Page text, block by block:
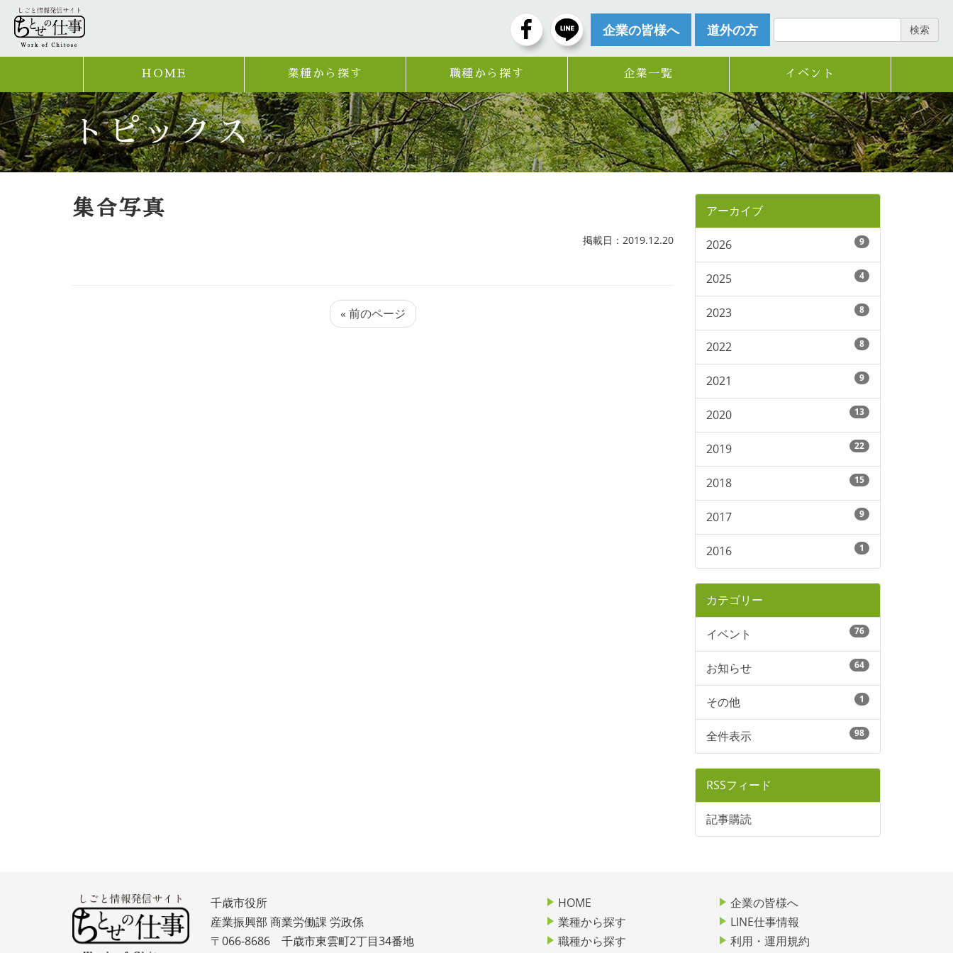
企業の皆様へ 道外の方 検索
HOME 業種から探す 職種から探す 企業一覧 イベント
トピックス
集合写真
掲載日：2019.12.20
« 前のページ
アーカイブ
2026 9
2025 4
2023 8
2022 8
2021 9
2020 13
2019 22
2018 15
2017 9
2016 1
カテゴリー
イベント 76
お知らせ 64
その他 1
全件表示 98
RSSフィード
記事購読
千歳市役所
産業振興部 商業労働課 労政係
〒066-8686 千歳市東雲町2丁目34番地
HOME
業種から探す
職種から探す
企業の皆様へ
LINE仕事情報
利用・運用規約